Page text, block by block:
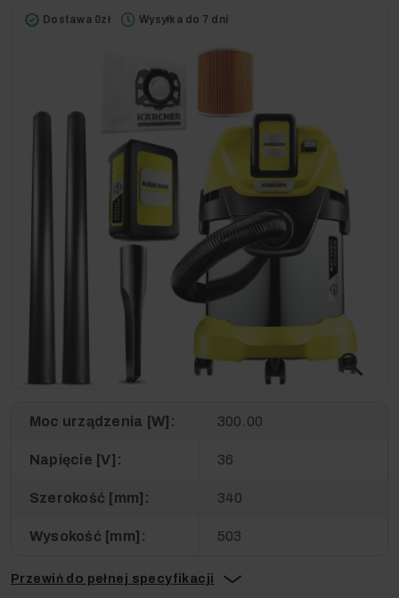
Dostawa 0zł Wysyłka do 7 dni
zoom_in
Moc urządzenia [W]: 300.00
Napięcie [V]: 36
Szerokość [mm]: 340
Wysokość [mm]: 503
Przewiń do pełnej specyfikacji